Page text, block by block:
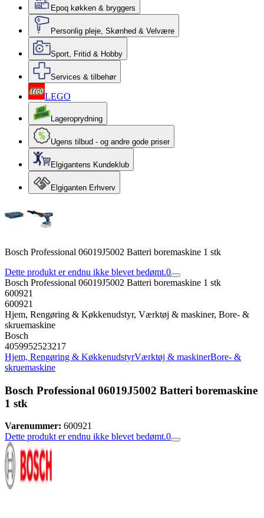
Epoq køkken & bryggers
Personlig pleje, Skønhed & Velvære
Sport, Fritid & Hobby
Services & tilbehør
LEGO
Lageroprydning
Ugens tilbud - og andre gode priser
Elgigantens Kundeklub
Elgiganten Erhverv
Bosch Professional 06019J5002 Batteri boremaskine 1 stk
Dette produkt er endnu ikke blevet bedømt.0
Bosch Professional 06019J5002 Batteri boremaskine 1 stk
600921
600921
Hjem, Rengøring & Køkkenudstyr, Værktøj & maskiner, Bore- &
skruemaskine
Bosch
4059952523217
Hjem, Rengøring & KøkkenudstyrVærktøj & maskinerBore- &
skruemaskine
Bosch Professional 06019J5002 Batteri boremaskine
1 stk
Varenummer: 600921
Dette produkt er endnu ikke blevet bedømt.0